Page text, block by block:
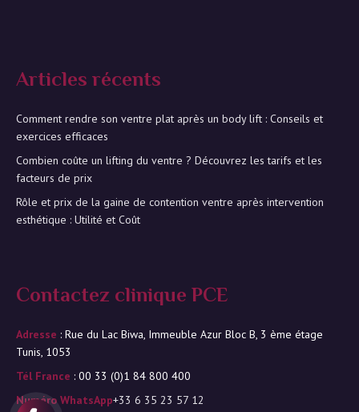
Articles récents
Comment rendre son ventre plat après un body lift : Conseils et
exercices efficaces
Combien coûte un lifting du ventre ? Découvrez les tarifs et les
facteurs de prix
Rôle et prix de la gaine de contention ventre après intervention
esthétique : Utilité et Coût
Contactez clinique PCE
Adresse : Rue du Lac Biwa, Immeuble Azur Bloc B, 3 ème étage
Tunis, 1053
Tél France : 00 33 (0)1 84 800 400
Numéro WhatsApp+33 6 35 23 57 12